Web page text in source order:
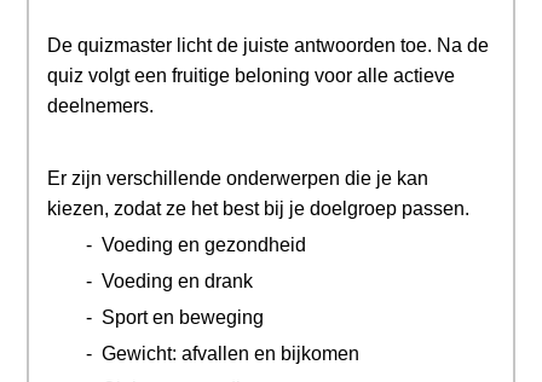
De quizmaster licht de juiste antwoorden toe. Na de
quiz volgt een fruitige beloning voor alle actieve
deelnemers.
Er zijn verschillende onderwerpen die je kan
kiezen, zodat ze het best bij je doelgroep passen.
- Voeding en gezondheid
- Voeding en drank
- Sport en beweging
- Gewicht: afvallen en bijkomen